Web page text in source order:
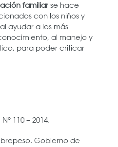
familiar se hace
con los niños y
ayudar a los más
al manejo y
para poder criticar
110 – 2014.
Gobierno de